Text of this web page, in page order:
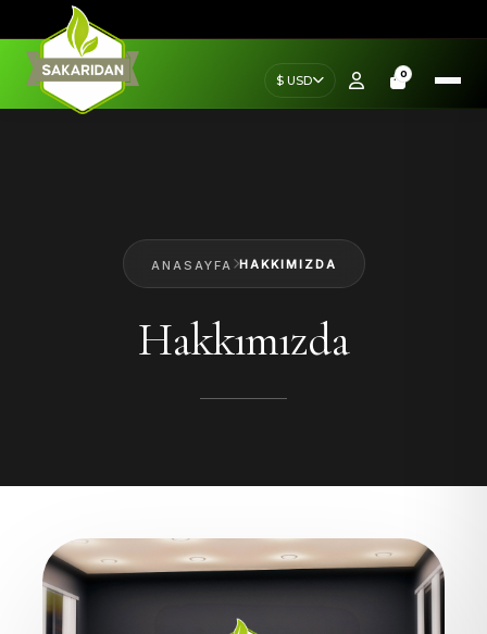
$ USD 0
ANASAYFA HAKKIMIZDA
Hakkımızda